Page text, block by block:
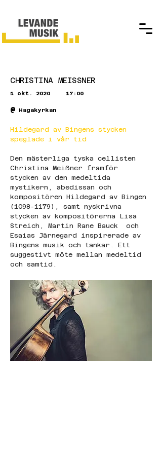
CHRISTINA MEISSNER
1 okt. 2020 17:00
@ Hagakyrkan
Hildegard av Bingens stycken
speglade i vår tid
Den mästerliga tyska cellisten
Christina Meißner framför
stycken av den medeltida
mystikern, abedissan och
kompositören Hildegard av Bingen
(1098-1179), samt nyskrivna
stycken av kompositörerna Lisa
Streich, Martin Rane Bauck  och
Esaias Järnegard inspirerade av
Bingens musik och tankar. Ett
suggestivt möte mellan medeltid
och samtid.